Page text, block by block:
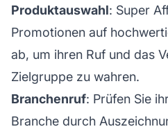
Produktauswahl: Super
Promotionen auf
ab, um ihren Ruf und das
Zielgruppe zu wahren.
Branchenruf: Prüfen Sie
Branche durch